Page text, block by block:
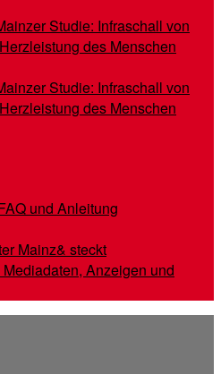
Studie: Infraschall von
des Menschen
Studie: Infraschall von
des Menschen
und Anleitung
Mainz& steckt
Anzeigen und